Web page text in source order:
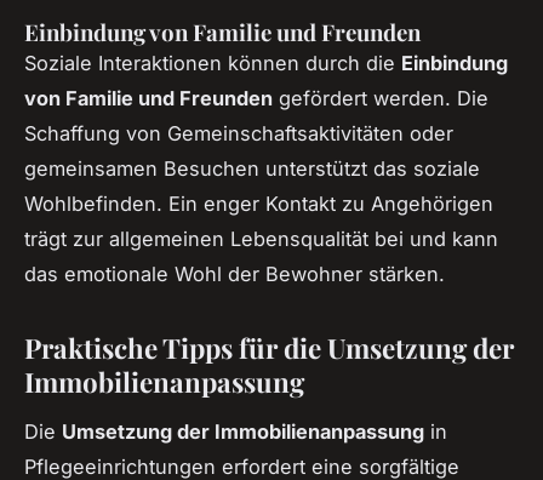
Einbindung von Familie und Freunden
Soziale Interaktionen können durch die Einbindung
von Familie und Freunden gefördert werden. Die
Schaffung von Gemeinschaftsaktivitäten oder
gemeinsamen Besuchen unterstützt das soziale
Wohlbefinden. Ein enger Kontakt zu Angehörigen
trägt zur allgemeinen Lebensqualität bei und kann
das emotionale Wohl der Bewohner stärken.
Praktische Tipps für die Umsetzung der
Immobilienanpassung
Die Umsetzung der Immobilienanpassung in
Pflegeeinrichtungen erfordert eine sorgfältige